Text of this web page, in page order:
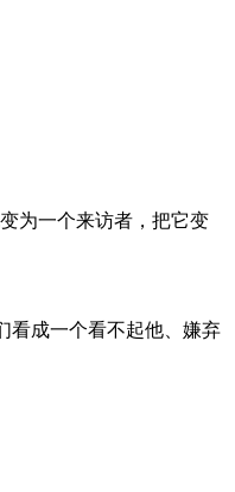
为一个来访者，把它变
看成一个看不起他、嫌弃